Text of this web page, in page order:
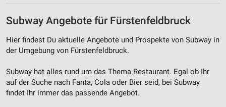
Subway Angebote für Fürstenfeldbruck
Hier findest Du aktuelle Angebote und Prospekte von Subway in
der Umgebung von Fürstenfeldbruck.
Subway hat alles rund um das Thema Restaurant. Egal ob Ihr
auf der Suche nach Fanta, Cola oder Bier seid, bei Subway
findet Ihr immer das passende Angebot.